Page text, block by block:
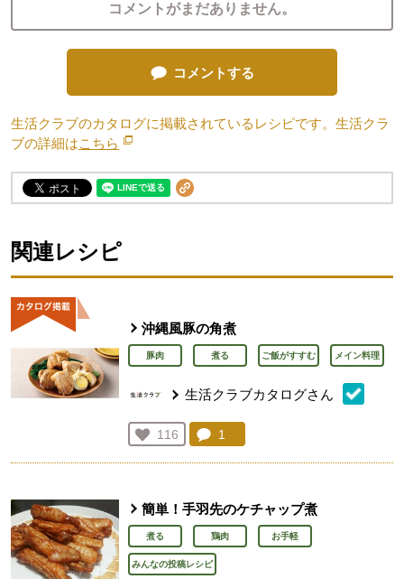
コメントがまだありません。
コメントする
生活クラブのカタログに掲載されているレシピです。生活クラ
ブの詳細はこちら 別のウィンドウで開きます。
関連レシピ
沖縄風豚の角煮
豚肉 煮る ご飯がすすむ メイン料理
生活クラブカタログさん
お気に入り登録：
116
人が登録
コメント：
1
簡単！手羽先のケチャップ煮
煮る 鶏肉 お手軽
みんなの投稿レシピ